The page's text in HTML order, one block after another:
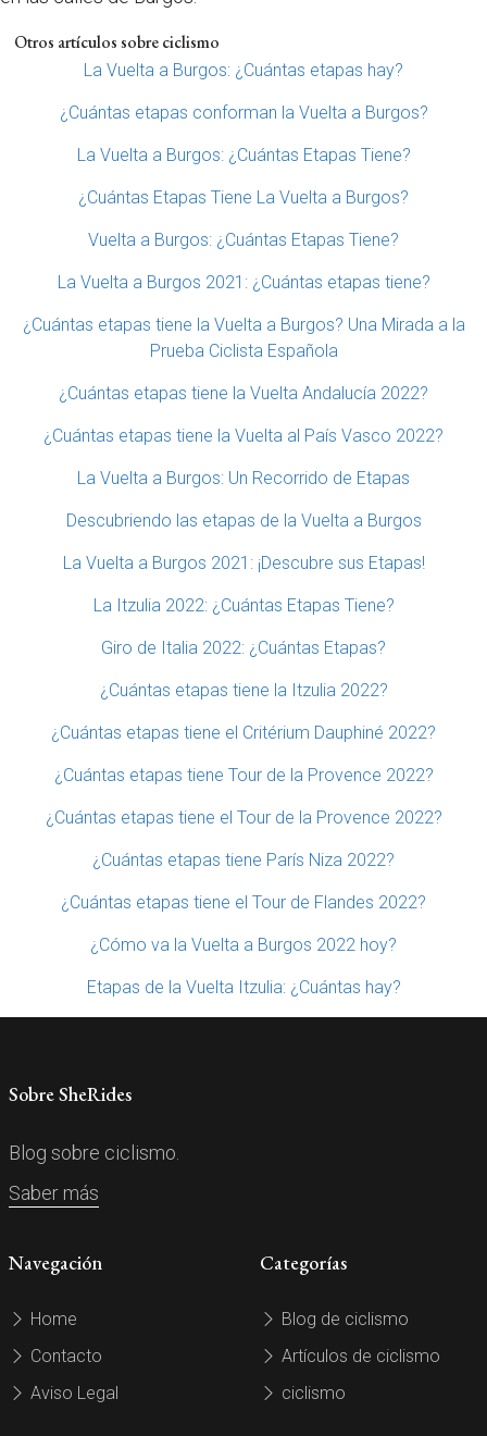
Otros artículos sobre ciclismo
La Vuelta a Burgos: ¿Cuántas etapas hay?
¿Cuántas etapas conforman la Vuelta a Burgos?
La Vuelta a Burgos: ¿Cuántas Etapas Tiene?
¿Cuántas Etapas Tiene La Vuelta a Burgos?
Vuelta a Burgos: ¿Cuántas Etapas Tiene?
La Vuelta a Burgos 2021: ¿Cuántas etapas tiene?
¿Cuántas etapas tiene la Vuelta a Burgos? Una Mirada a la
Prueba Ciclista Española
¿Cuántas etapas tiene la Vuelta Andalucía 2022?
¿Cuántas etapas tiene la Vuelta al País Vasco 2022?
La Vuelta a Burgos: Un Recorrido de Etapas
Descubriendo las etapas de la Vuelta a Burgos
La Vuelta a Burgos 2021: ¡Descubre sus Etapas!
La Itzulia 2022: ¿Cuántas Etapas Tiene?
Giro de Italia 2022: ¿Cuántas Etapas?
¿Cuántas etapas tiene la Itzulia 2022?
¿Cuántas etapas tiene el Critérium Dauphiné 2022?
¿Cuántas etapas tiene Tour de la Provence 2022?
¿Cuántas etapas tiene el Tour de la Provence 2022?
¿Cuántas etapas tiene París Niza 2022?
¿Cuántas etapas tiene el Tour de Flandes 2022?
¿Cómo va la Vuelta a Burgos 2022 hoy?
Etapas de la Vuelta Itzulia: ¿Cuántas hay?
Sobre SheRides
Blog sobre ciclismo.
Saber más
Navegación
Home
Contacto
Aviso Legal
Categorías
Blog de ciclismo
Artículos de ciclismo
ciclismo